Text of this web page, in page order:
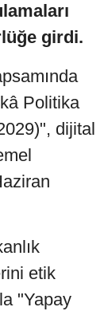
girdi.
Politika
dijital
etik
"Yapay